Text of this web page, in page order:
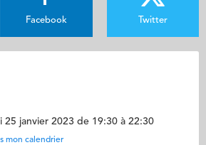
Facebook Twitter
25 janvier 2023 de 19:30 à 22:30
mon calendrier